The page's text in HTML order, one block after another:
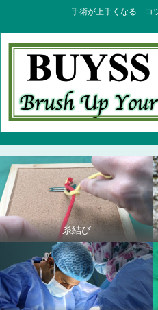
手術が上手くなる「コ
糸結び